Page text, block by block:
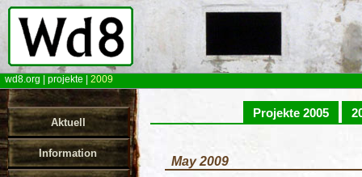
wd8.org projekte 2009
Aktuell
Information
Projekte 2005
May 2009